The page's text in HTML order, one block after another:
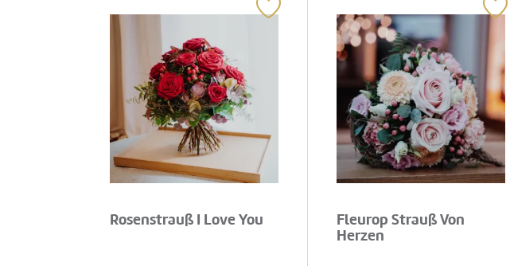
Rosenstrauß I Love You
Fleurop Strauß Von
Herzen